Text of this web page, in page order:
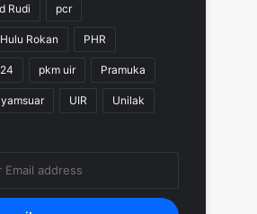
Rudi pcr
Rokan PHR
pkm uir Pramuka
UIR Unilak